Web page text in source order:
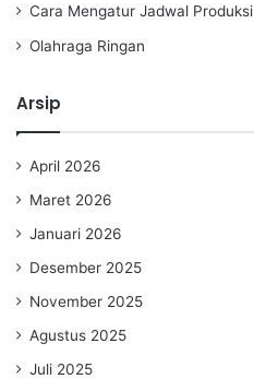
Cara Mengatur Jadwal Produksi
Olahraga Ringan
Arsip
April 2026
Maret 2026
Januari 2026
Desember 2025
November 2025
Agustus 2025
Juli 2025